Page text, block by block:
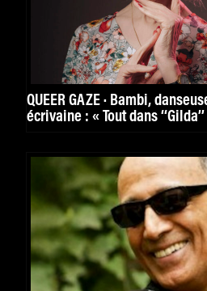
QUEER GAZE · Bambi,
écrivaine : « Tout dans